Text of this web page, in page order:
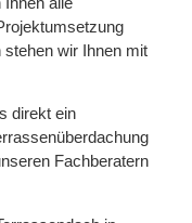
wir Ihnen mit
direkt ein
Fachberatern